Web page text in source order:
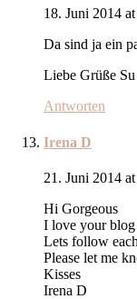
18. Juni 2014
Da sind ja ein
Liebe Grüße Su
Antworten
Irena D
21. Juni 2014 at
Hi Gorgeous
I love your blog
Lets follow
Please let me
Kisses
Irena D